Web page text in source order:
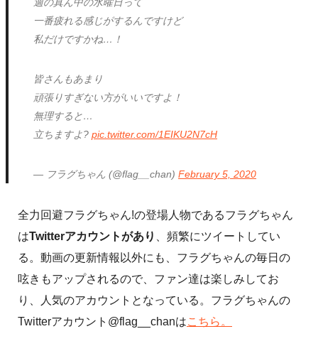
一番疲れる感じがするんですけど
私だけですかね…！
皆さんもあまり
頑張りすぎない方がいいですよ！
無理すると…
立ちますよ?pic.twitter.com/1EIKU2N7cH
— フラグちゃん (@flag__chan)February 5, 2020
全力回避フラグちゃん!の登場人物であるフラグちゃん
はTwitterアカウントがあり
、頻繁にツイートしてい
る。動画の更新情報以外にも、フラグちゃんの毎日の
呟きもアップされるので、ファン達は楽しみしてお
り、人気のアカウントとなっている。フラグちゃんの
Twitterアカウント@flag__chanはこちら。